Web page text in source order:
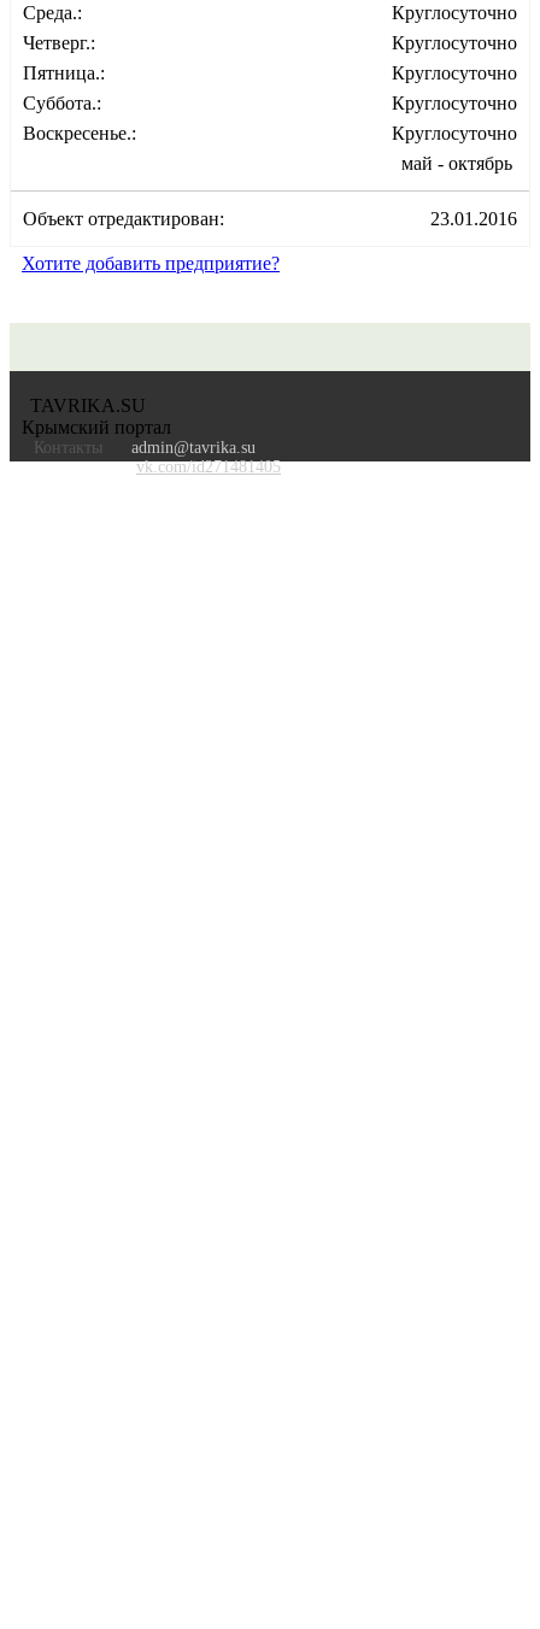
Среда.:
Круглосуточно
Четверг.:
Круглосуточно
Пятница.:
Круглосуточно
Суббота.:
Круглосуточно
Воскресенье.:
Круглосуточно
май - октябрь
Объект отредактирован: 23.01.2016
Хотите добавить предприятие?
TAVRIKA.SU
Крымский портал
Контакты
admin@tavrika.su
vk.com/id271481405